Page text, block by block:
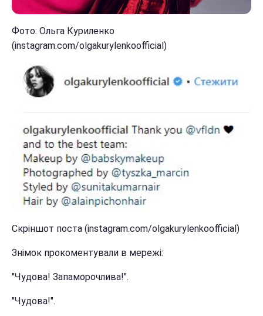
Фото: Ольга Куриленко
(instagram.com/olgakurylenkoofficial)
Скріншот поста (instagram.com/olgakurylenkoofficial)
Знімок прокоментували в мережі:
"Чудова! Запаморочлива!".
"Чудова!".